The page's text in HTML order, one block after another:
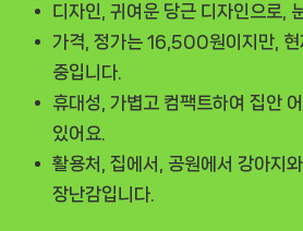
디자인, 귀여운 당근 디자인으로,
가격, 정가는 16,500원이지만,
중입니다.
휴대성, 가볍고 컴팩트하여 집안
있어요.
활용처, 집에서, 공원에서 강아지
장난감입니다.